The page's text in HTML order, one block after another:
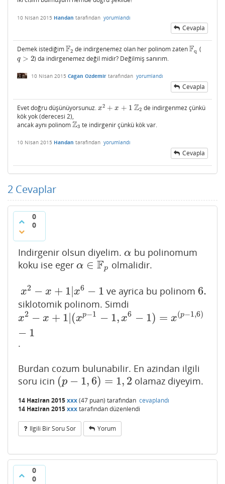
10 Nisan 2015 Handan tarafından yorumlandı
Cevapla
Demek istediğimF2
F2 de indirgenemez olan her polinom zatenFq
Fq (
q > 2
q >2 ) da indirgenemez değil midir? Değilmiş sanırım.
10 Nisan 2015 Cagan Ozdemir tarafından yorumlandı
Cevapla
Evet doğru düşünüyorsunuz. x2 + x + 1
x2+x+ 1 Z2
Z2 de indirgenmez çünkü
kök yok (derecesi 2),
ancak aynı polinomZ3
Z3 te indirgenir çünkü kök var.
10 Nisan 2015 Handan tarafından yorumlandı
Cevapla
2 Cevaplar
0
0
Indirgenir olsun diyelim. α
α bu polinomum
koku ise eger α ∈ Fp
α∈F p olmalidir.
x2 − x + 1|x6 − 1
x2− x+ 1| x6 −1 ve ayrica bu polinom 6.
6.
siklotomik polinom. Simdi
x2 − x + 1|(xp−1 − 1, x6 − 1) = x(p−1,6)
− 1
x2− x+ 1| (xp− 1−1,x6 −1) =x(p− 1,6 −1
.
Burdan cozum bulunabilir. En azindan ilgili
soru icin (p − 1, 6) = 1, 2
(p− 1,6)= 1,2 olamaz diyeyim.
14 Haziran 2015xxx(47 puan) tarafından cevaplandı
14 Haziran 2015xxxtarafındandüzenlendi
Ilgili Bir Soru Sor Yorum
0
0